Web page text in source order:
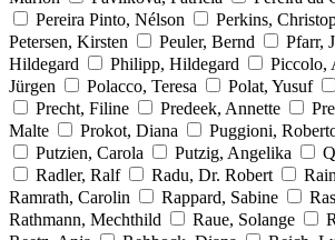
Pereira Pinto, Nélson
Perkins,
Petersen, Kirsten
Peuler, Bernd Pfarr,
Hildegard
Philipp, Hildegard Piccolo,
Jürgen
Polacco, Teresa Polat, Yusuf
Precht, Filine
Predeek, Annette
Malte
Prokot, Diana Puggioni,
Putzien, Carola
Putzig, Angelika
Radler, Ralf
Radu, Dr. Robert
Ramrath, Carolin
Rappard, Sabine
Rathmann, Mechthild
Raue, Solange